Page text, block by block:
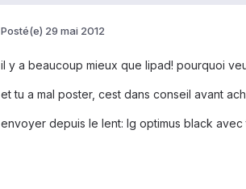
Posté(e) 29 mai 2012
il y a beaucoup mieux que lipad! pourquoi
et tu a mal poster, cest dans conseil avant
envoyer depuis le lent: lg optimus black avec